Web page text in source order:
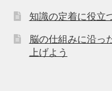
知識の定着に役立
脳の仕組みに沿っ
上げよう